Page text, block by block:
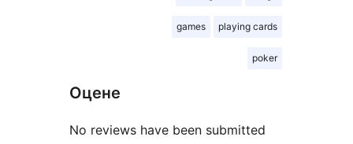
games playing cards
poker
Оцене
No reviews have been submitted